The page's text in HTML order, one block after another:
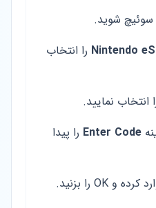
سوئیچ شوید.
Nintendo را انتخاب
انتخاب نمایید.
Enter Code را پیدا